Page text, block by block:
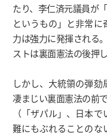
たり、李仁済元議員が
というもの」と非常
力は強力に発揮される
ストは裏面憲法の後押
しかし、大統領の弾劾
凄まじい裏面憲法の前
（「ザパル」、日本
難にもぶれることのな